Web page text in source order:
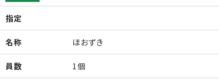
指定
名称 ほおずき
員数 1個